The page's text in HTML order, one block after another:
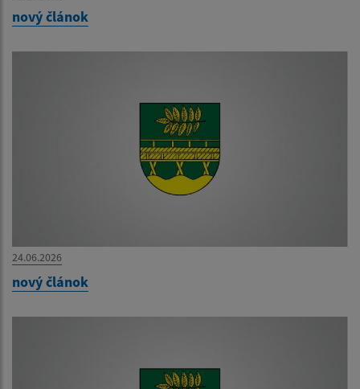
nový článok
24.06.2026
nový článok